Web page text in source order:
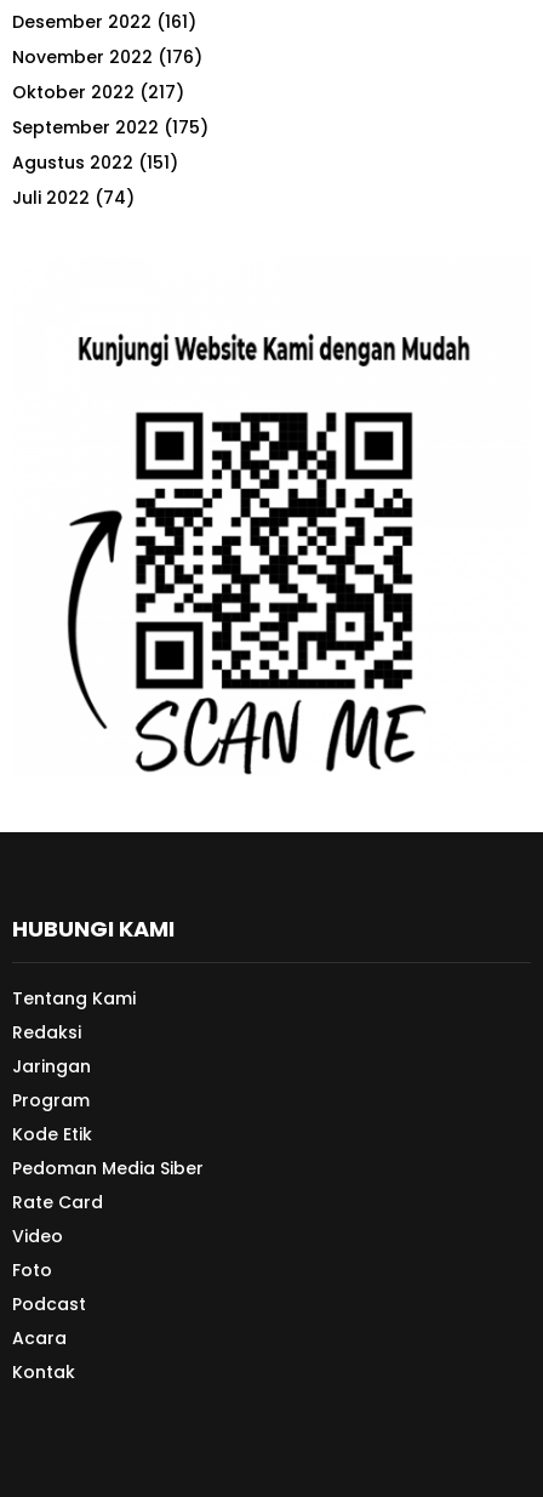
Desember 2022 (161)
November 2022 (176)
Oktober 2022 (217)
September 2022 (175)
Agustus 2022 (151)
Juli 2022 (74)
HUBUNGI KAMI
Tentang Kami
Redaksi
Jaringan
Program
Kode Etik
Pedoman Media Siber
Rate Card
Video
Foto
Podcast
Acara
Kontak